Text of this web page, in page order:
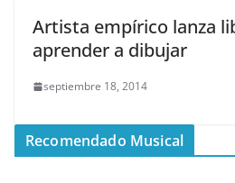
Artista empírico lanza
aprender a dibujar
septiembre 18, 2014
Recomendado Musical